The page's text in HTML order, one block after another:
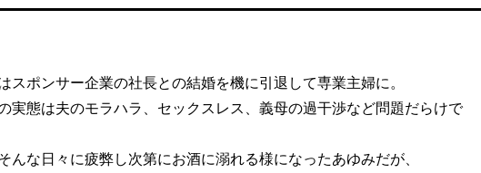
スポンサー企業の社長との結婚を機に引退して専業主婦に。
実態は夫のモラハラ、セックスレス、義母の過干渉など問題だらけで
んな日々に疲弊し次第にお酒に溺れる様になったあゆみだが、